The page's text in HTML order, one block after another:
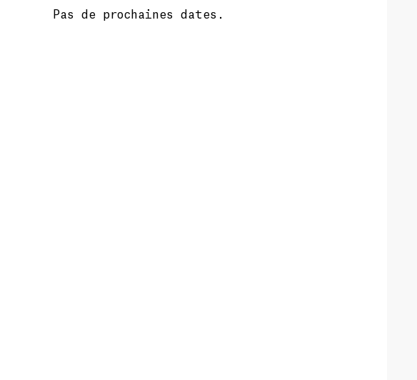
Pas de prochaines dates.